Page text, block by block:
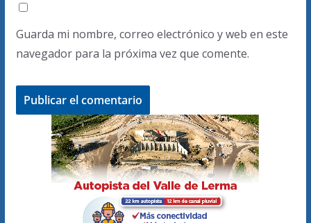
Guarda mi nombre, correo electrónico y web en este
navegador para la próxima vez que comente.